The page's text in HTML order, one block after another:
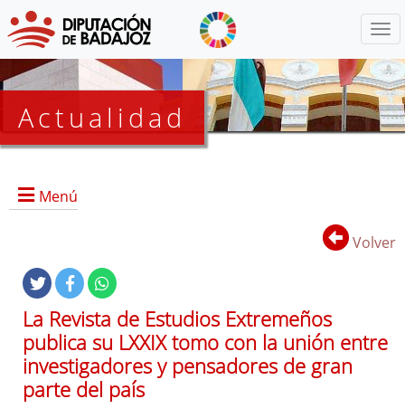
Actualidad
Menú
Noticias
Lista
de
distribución
Volver
La Revista de Estudios Extremeños
publica su LXXIX tomo con la unión entre
investigadores y pensadores de gran
parte del país